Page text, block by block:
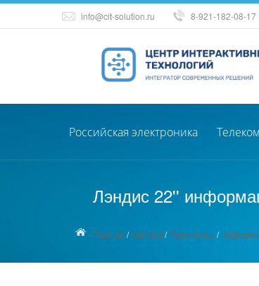
info@cit-solution.ru 8-921-182-08-17
Российская электроника Телеком
Лэндис 22''
Главная /Каталог/Терминалы /